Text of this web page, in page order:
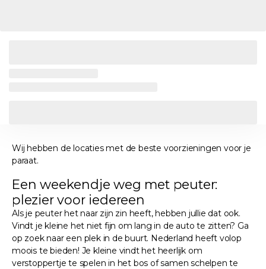
Wij hebben de locaties met de beste voorzieningen voor je
paraat.
Een weekendje weg met peuter:
plezier voor iedereen
Als je peuter het naar zijn zin heeft, hebben jullie dat ook.
Vindt je kleine het niet fijn om lang in de auto te zitten? Ga
op zoek naar een plek in de buurt. Nederland heeft volop
moois te bieden! Je kleine vindt het heerlijk om
verstoppertje te spelen in het bos of samen schelpen te